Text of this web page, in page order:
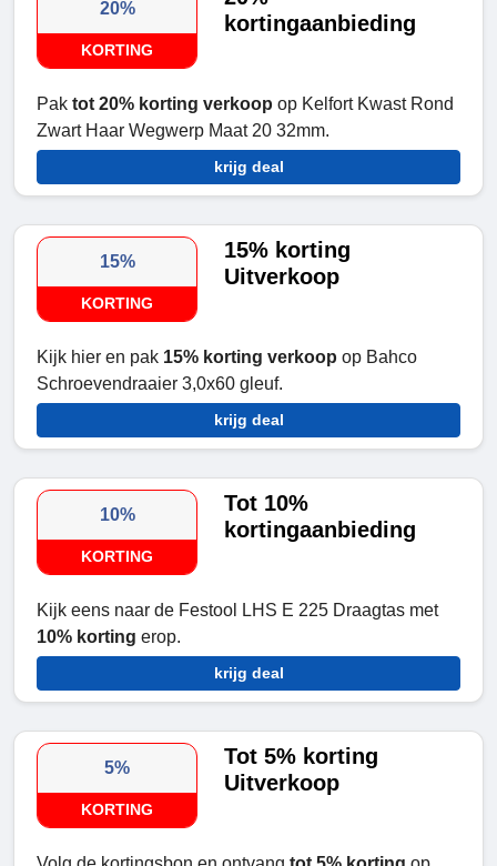
20%
KORTING
kortingaanbieding
Pak tot 20% korting verkoop op Kelfort Kwast Rond
Zwart Haar Wegwerp Maat 20 32mm.
krijg deal
15%
KORTING
15% korting
Uitverkoop
Kijk hier en pak 15% korting verkoop op Bahco
Schroevendraaier 3,0x60 gleuf.
krijg deal
10%
KORTING
Tot 10%
kortingaanbieding
Kijk eens naar de Festool LHS E 225 Draagtas met
10% korting erop.
krijg deal
5%
KORTING
Tot 5% korting
Uitverkoop